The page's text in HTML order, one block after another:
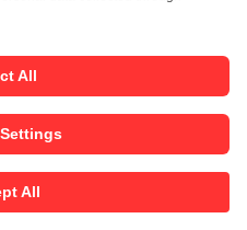
2026 Программа событий
Награды за дизайн золотистого
Познакомьтесь с докладчиками